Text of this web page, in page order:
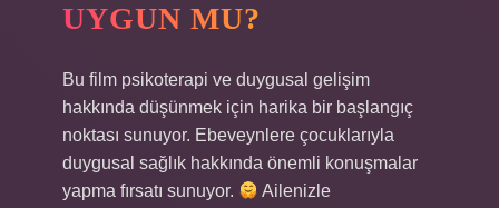
UYGUN MU?
Bu film psikoterapi ve duygusal gelişim
hakkında düşünmek için harika bir başlangıç ​​
noktası sunuyor. Ebeveynlere çocuklarıyla
duygusal sağlık hakkında önemli konuşmalar
yapma fırsatı sunuyor.
Ailenizle